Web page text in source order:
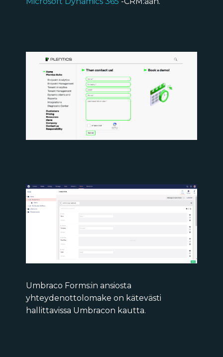
Umbraco Forms:in ansiosta
yhteydenottolomake on kätevästi
hallittavissa Umbracon kautta.